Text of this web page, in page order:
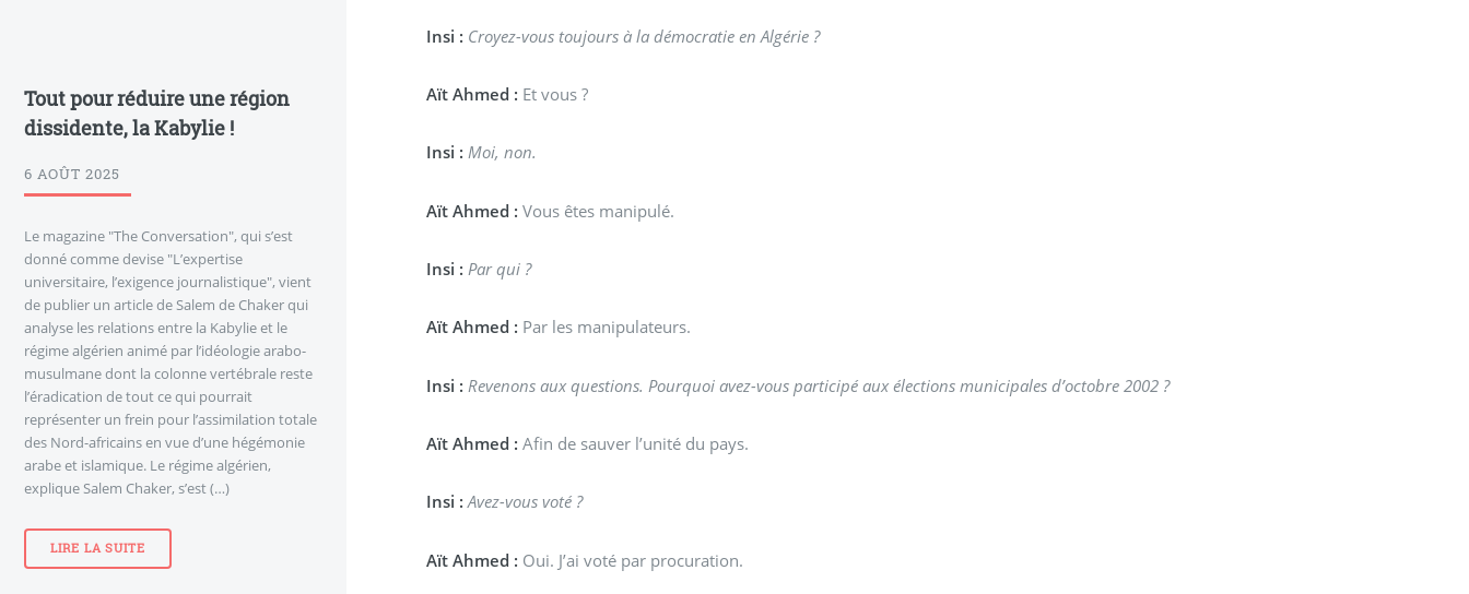
Insi : Croyez-vous toujours à la démocratie en Algérie ?
Aït Ahmed : Et vous ?
Insi : Moi, non.
Aït Ahmed : Vous êtes manipulé.
Insi : Par qui ?
Aït Ahmed : Par les manipulateurs.
Insi : Revenons aux questions. Pourquoi avez-vous participé aux élections municipales d’octobre 2002 ?
Aït Ahmed : Afin de sauver l’unité du pays.
Insi : Avez-vous voté ?
Aït Ahmed : Oui. J’ai voté par procuration.
Tout pour réduire une région
dissidente, la Kabylie !
6 AOÛT 2025
Le magazine "The Conversation", qui s’est
donné comme devise "L’expertise
universitaire, l’exigence journalistique", vient
de publier un article de Salem de Chaker qui
analyse les relations entre la Kabylie et le
régime algérien animé par l’idéologie arabo-
musulmane dont la colonne vertébrale reste
l’éradication de tout ce qui pourrait
représenter un frein pour l’assimilation totale
des Nord-africains en vue d’une hégémonie
arabe et islamique. Le régime algérien,
explique Salem Chaker, s’est (…)
LIRE LA SUITE